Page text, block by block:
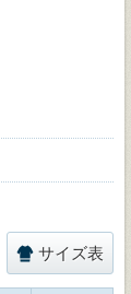
サイズ表